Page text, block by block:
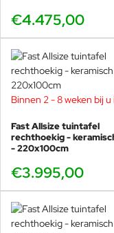
€4.475,00
Binnen 2 - 8 weken bij u
Fast Allsize tuintafel
rechthoekig -
- 220x100cm
€3.995,00